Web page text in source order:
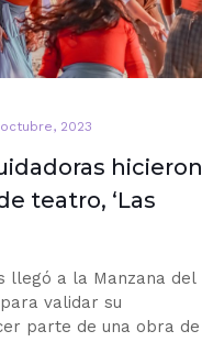
2023
hicieron
teatro, ‘Las
llegó a la Manzana del
validar su
parte de una obra de